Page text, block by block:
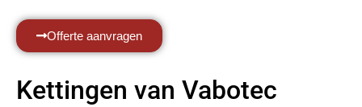
Offerte aanvragen
Kettingen van Vabotec